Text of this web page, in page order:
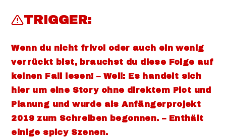
TRIGGER:
Wenn du nicht frivol oder auch ein wenig
verrückt bist, brauchst du diese Folge auf
keinen Fall lesen! – Weil: Es handelt sich
hier um eine Story ohne direktem Plot und
Planung und wurde als Anfängerprojekt
2019 zum Schreiben begonnen. – Enthält
einige spicy Szenen.